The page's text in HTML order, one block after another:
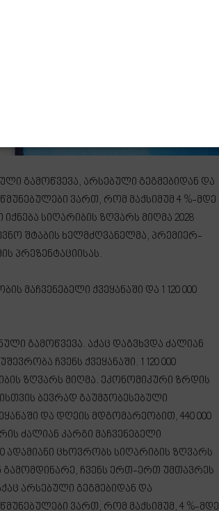
გამოწვევა, არსებული გეგმებიდან და
ვართ, რომ მაქსიმუმ 4 %-მდე
იქნება სიღარიბის ზღვარს მიღმა 2028
შტაბის ხელმძღვანელმა, პრემიერ-
პრეზენტაციისას.
მაჩვენებელი ქვეყანაში და 1 120 000
გამოწვევა. აქაც დაგვხვდა ძალიან
ჩვენს ქვეყანაში. 1 120 000
ზღვარს მიღმა. ეკონომიკური ზრდის
ბევრად გაუმჯობესებული
და დღეის მდგომარეობით, 440 000
ძალიან კარგი მაჩვენებელი
ადამიანი ცხოვრობს სიღარიბის ზღვარს
ჩვენს ერთ-ერთ უმთავრეს
არსებული გეგმებიდან და
ვართ, რომ მაქსიმუმ, 4 %-მდე